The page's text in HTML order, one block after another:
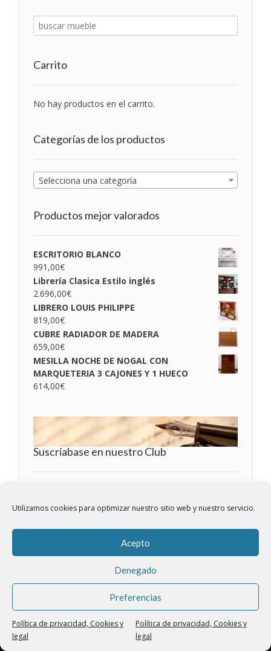
Utilizamos cookies para optimizar nuestro sitio web y nuestro servicio.
Acepto
Denegado
Preferencias
Política de privacidad, Cookies y
legal
Política de privacidad, Cookies y
legal
Carrito
No hay productos en el carrito.
Categorías de los productos
Selecciona una categoría
Productos mejor valorados
ESCRITORIO BLANCO
991,00€
Librería Clasica Estilo inglés
2.696,00€
LIBRERO LOUIS PHILIPPE
819,00€
CUBRE RADIADOR DE MADERA
659,00€
MESILLA NOCHE DE NOGAL CON
MARQUETERIA 3 CAJONES Y 1 HUECO
614,00€
Suscríabase en nuestro Club
© El Taller del Mueble 2022
DESPACHO
PRIVACIDAD Y LEGAL
CONTACTO
ENCUENTRA LA ESENCIA DE LA ELEGANCIA EN EL TALLER DEL MUEBLE,
TU TALLER DE MUEBLES CLÁSICOS EN MADRID
VENTA DE MUEBLES A MEDIDA EN MADRID